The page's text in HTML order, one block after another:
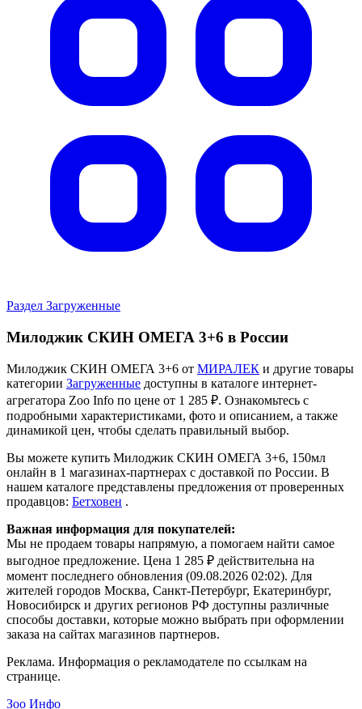
Раздел Загруженные
Милоджик СКИН ОМЕГА 3+6 в России
Милоджик СКИН ОМЕГА 3+6 от МИРАЛЕК и другие товары
категории Загруженные доступны в каталоге интернет-
агрегатора Zoo Info по цене от 1 285 ₽. Ознакомьтесь с
подробными характеристиками, фото и описанием, а также
динамикой цен, чтобы сделать правильный выбор.
Вы можете купить Милоджик СКИН ОМЕГА 3+6, 150мл
онлайн в 1 магазинах-партнерах с доставкой по России. В
нашем каталоге представлены предложения от проверенных
продавцов: Бетховен .
Важная информация для покупателей:
Мы не продаем товары напрямую, а помогаем найти самое
выгодное предложение. Цена 1 285 ₽ действительна на
момент последнего обновления (09.08.2026 02:02). Для
жителей городов Москва, Санкт-Петербург, Екатеринбург,
Новосибирск и других регионов РФ доступны различные
способы доставки, которые можно выбрать при оформлении
заказа на сайтах магазинов партнеров.
Реклама. Информация о рекламодателе по ссылкам на
странице.
Зоо Инфо